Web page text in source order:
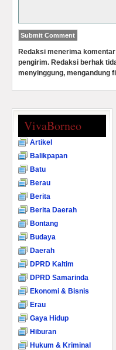
Redaksi menerima
pengirim. Redaksi berhak
menyinggung, mengandung
VivaBorneo
Artikel
Balikpapan
Batu
Berau
Berita
Berita Daerah
Bontang
Budaya
Daerah
DPRD Kaltim
DPRD Samarinda
Ekonomi & Bisnis
Erau
Gaya Hidup
Hiburan
Hukum & Kriminal